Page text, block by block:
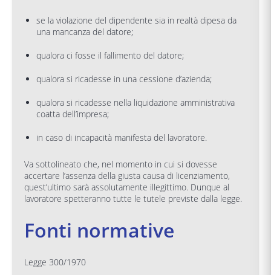
se la violazione del dipendente sia in realtà dipesa da
una mancanza del datore;
qualora ci fosse il fallimento del datore;
qualora si ricadesse in una cessione d’azienda;
qualora si ricadesse nella liquidazione amministrativa
coatta dell’impresa;
in caso di incapacità manifesta del lavoratore.
Va sottolineato che, nel momento in cui si dovesse
accertare l’assenza della giusta causa di licenziamento,
quest’ultimo sarà assolutamente illegittimo. Dunque al
lavoratore spetteranno tutte le tutele previste dalla legge.
Fonti normative
Legge 300/1970